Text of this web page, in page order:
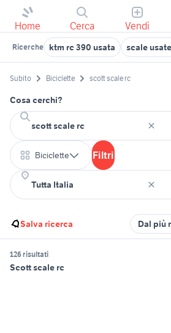
Home Cerca Vendi
Ricerche ktm rc 390 usata scale
Subito Biciclette scott scale rc
Cosa cerchi?
Biciclette Filtri
Salva ricerca Dal più
126 risultati
Scott scale rc